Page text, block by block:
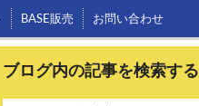
BASE販売 お問い合わせ
ブログ内の記事を検索する